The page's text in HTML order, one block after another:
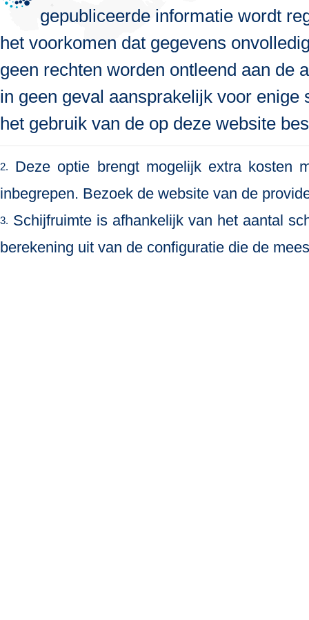
gepubliceerde informatie wordt
het voorkomen dat gegevens
geen rechten worden ontleend aan de
in geen geval aansprakelijk voor
het gebruik van de op deze website
2.
Deze optie brengt mogelijk extra kosten
inbegrepen. Bezoek de website van de
3. Schijfruimte is afhankelijk van het aantal
berekening uit van de configuratie die de